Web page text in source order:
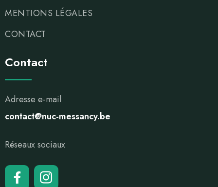
MENTIONS LÉGALES
CONTACT
Contact
Adresse e-mail
contact@nuc-messancy.be
Réseaux sociaux